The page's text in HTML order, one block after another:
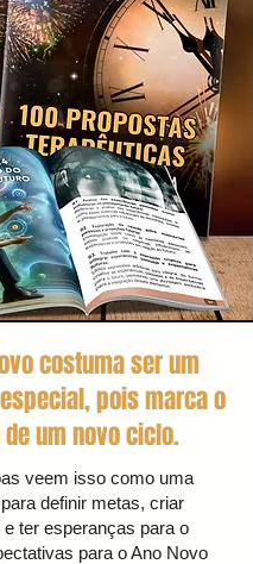
costuma ser um
pois marca o
um novo ciclo.
veem isso como uma
definir metas, criar
ter esperanças para o
para o Ano Novo